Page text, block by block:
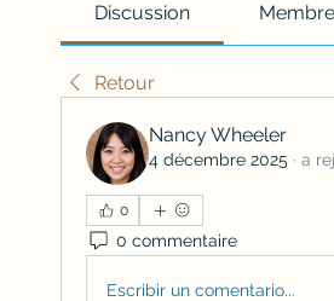
Discussion
Retour
Nancy Wheeler
4 décembre 2025 · a
0
0 commentaire
Escribir un comentario...